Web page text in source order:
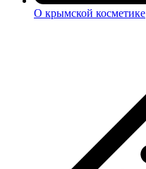
О крымской косметике